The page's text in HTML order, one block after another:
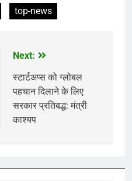
top-news
Next:
स्टार्टअप्स को ग्लोबल
पहचान दिलाने के लिए
सरकार प्रतिबद्ध: मंत्री
काश्यप